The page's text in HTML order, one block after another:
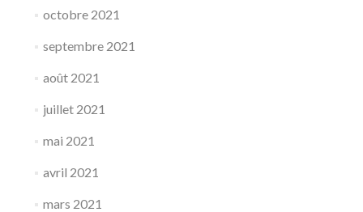
octobre 2021
septembre 2021
août 2021
juillet 2021
mai 2021
avril 2021
mars 2021